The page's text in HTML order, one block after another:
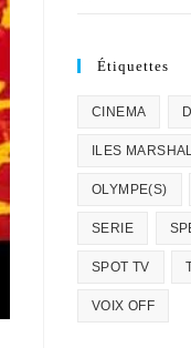
Étiquettes
CINEMA
ILES
OLYMPE(S)
SERIE
SPOT TV
VOIX OFF